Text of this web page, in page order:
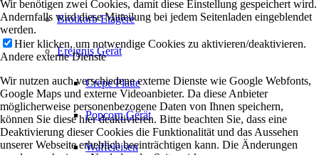
Brotkorb Etagère
Ereignis Gerät
Crepe Platte
Popcorn Gerät
Waffeleisen
Wir benötigen zwei Cookies, damit diese Einstellung gespeichert wird.
Andernfalls wird diese Mitteilung bei jedem Seitenladen eingeblendet
werden.
Hier klicken, um notwendige Cookies zu aktivieren/deaktivieren.
Andere externe Dienste
Wir nutzen auch verschiedene externe Dienste wie Google Webfonts,
Google Maps und externe Videoanbieter. Da diese Anbieter
möglicherweise personenbezogene Daten von Ihnen speichern,
können Sie diese hier deaktivieren. Bitte beachten Sie, dass eine
Deaktivierung dieser Cookies die Funktionalität und das Aussehen
unserer Webseite erheblich beeinträchtigen kann. Die Änderungen